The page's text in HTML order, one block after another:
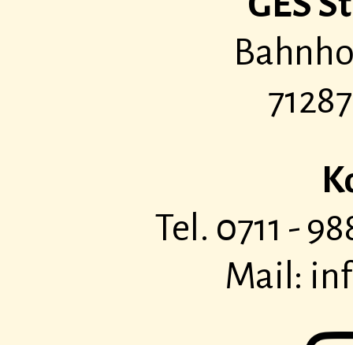
Tel. 0711 -
Mail: